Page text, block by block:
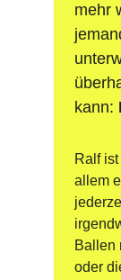
mehr
kann:
Ralf
allem
Ballen
oder